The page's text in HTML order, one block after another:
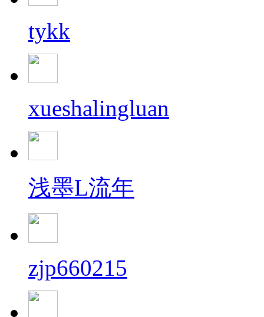
tykk
xueshalingluan
浅墨L流年
zjp660215